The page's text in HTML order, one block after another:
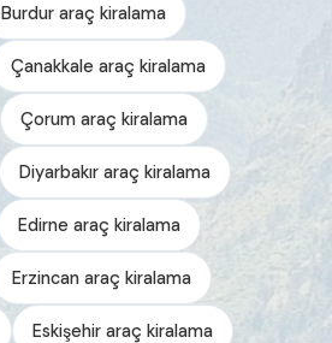
Burdur araç kiralama
Çanakkale araç kiralama
Çorum araç kiralama
Diyarbakır araç kiralama
Edirne araç kiralama
Erzincan araç kiralama
Eskişehir araç kiralama